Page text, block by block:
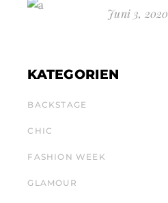
Juni 3, 2020
KATEGORIEN
BACKSTAGE
CHIC
FASHION WEEK
GLAMOUR